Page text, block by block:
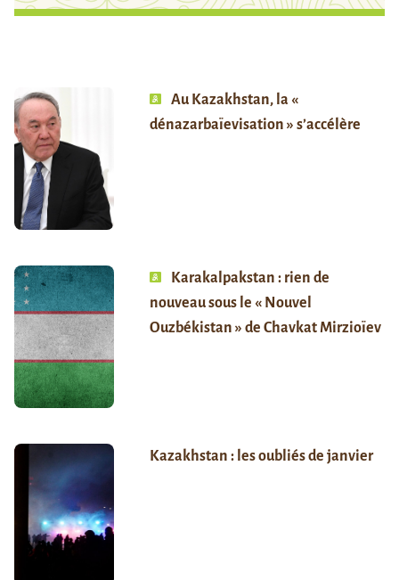
Au Kazakhstan, la «
dénazarbaïevisation » s’accélère
Karakalpakstan : rien de
nouveau sous le « Nouvel
Ouzbékistan » de Chavkat Mirzioïev
Kazakhstan : les oubliés de janvier